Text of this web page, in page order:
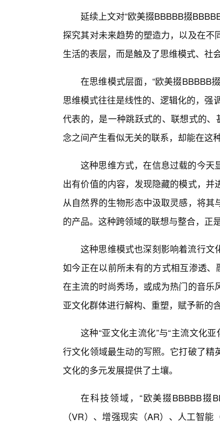
延续上文对“欧美掇BBBBB掇
探究其对未来趋势的塑造力，以及在
生活的表层，而是触及了思维模式、社
在思维模式层面，“欧美掇BBBBB
思维模式往往是线性的、逻辑化的，强
代表的，是一种跳跃式的、联想式的
念之间产生看似无关的联系，却能在这
这种思维方式，在信息过载的今天
出有价值的内容，发现隐藏的模式，
从自然界的生物形态中汲取灵感，将
的产品。这种跨领域的联想与整合，正
这种思维模式也深刻影响着流行文
如今正在以前所未有的方式相互渗透
在主流的时尚秀场，或成为热门的音
亚文化群体进行解构、重塑，赋予新的
这种“亚文化主流化”与“主流文化
行文化领域最生动的写照。它打破了
文化的多元发展提供了土壤。
在科技领域，“欧美掇BBBBB掇
（VR）、增强现实（AR）、人工智